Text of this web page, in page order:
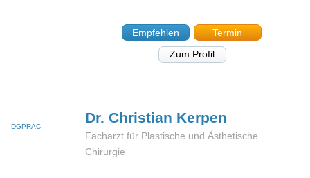
Empfehlen
Termin
Zum Profil
DGPRÄC
Dr. Christian Kerpen
Facharzt für Plastische und Ästhetische
Chirurgie